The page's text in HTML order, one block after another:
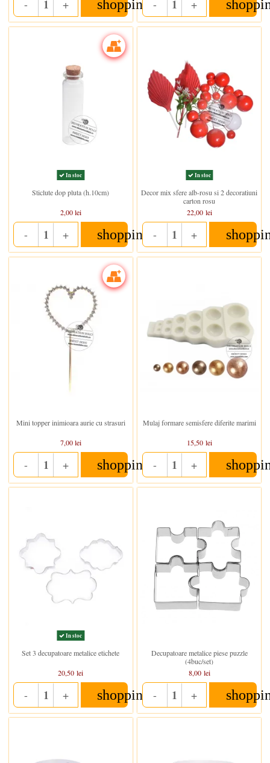
- Quantity
+ shopping_cart
- Quantity
+
In stoc
Sticlute dop pluta (h.10cm)
2,00 lei
- Quantity
+ shopping_cart
In stoc
Decor mix sfere alb-rosu si 2 decoratiuni
carton rosu
22,00 lei
- Quantity
+
Mini topper inimioara aurie cu strasuri
7,00 lei
- Quantity
+ shopping_cart
Mulaj formare semisfere diferite marimi
15,50 lei
- Quantity
+
In stoc
Set 3 decupatoare metalice etichete
20,50 lei
- Quantity
+ shopping_cart
Decupatoare metalice piese puzzle
(4buc/set)
8,00 lei
- Quantity
+